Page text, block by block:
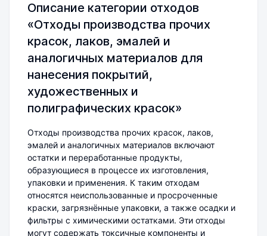
Описание категории отходов
«Отходы производства прочих
красок, лаков, эмалей и
аналогичных материалов для
нанесения покрытий,
художественных и
полиграфических красок»
Отходы производства прочих красок, лаков,
эмалей и аналогичных материалов включают
остатки и переработанные продукты,
образующиеся в процессе их изготовления,
упаковки и применения. К таким отходам
относятся неиспользованные и просроченные
краски, загрязнённые упаковки, а также осадки и
фильтры с химическими остатками. Эти отходы
могут содержать токсичные компоненты и